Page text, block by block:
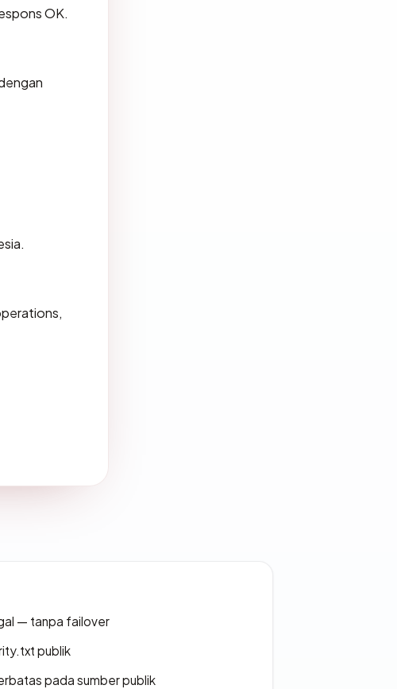
OK.
— tanpa failover
publik
pada sumber publik